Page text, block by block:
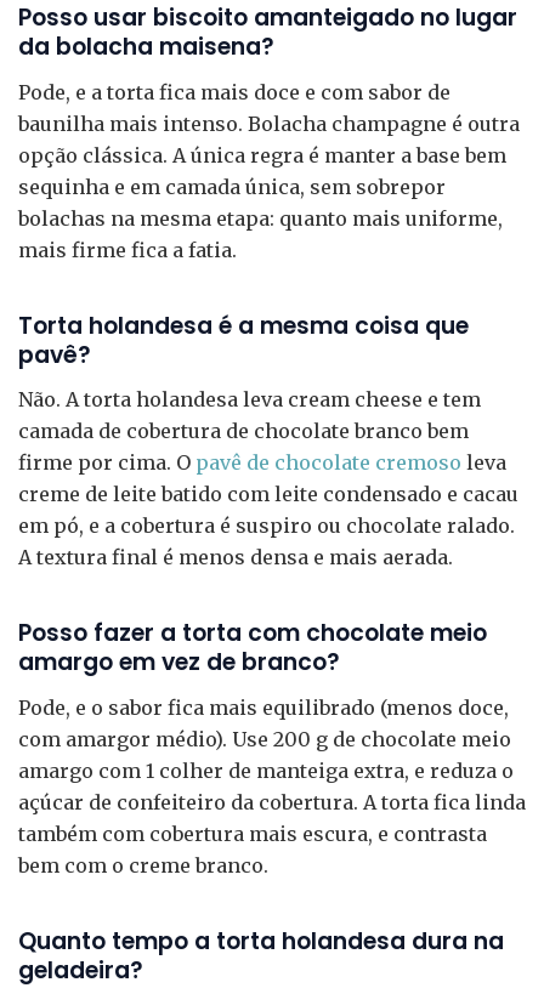
Posso usar biscoito amanteigado no lugar
da bolacha maisena?
Pode, e a torta fica mais doce e com sabor de
baunilha mais intenso. Bolacha champagne é outra
opção clássica. A única regra é manter a base bem
sequinha e em camada única, sem sobrepor
bolachas na mesma etapa: quanto mais uniforme,
mais firme fica a fatia.
Torta holandesa é a mesma coisa que
pavê?
Não. A torta holandesa leva cream cheese e tem
camada de cobertura de chocolate branco bem
firme por cima. O pavê de chocolate cremoso leva
creme de leite batido com leite condensado e cacau
em pó, e a cobertura é suspiro ou chocolate ralado.
A textura final é menos densa e mais aerada.
Posso fazer a torta com chocolate meio
amargo em vez de branco?
Pode, e o sabor fica mais equilibrado (menos doce,
com amargor médio). Use 200 g de chocolate meio
amargo com 1 colher de manteiga extra, e reduza o
açúcar de confeiteiro da cobertura. A torta fica linda
também com cobertura mais escura, e contrasta
bem com o creme branco.
Quanto tempo a torta holandesa dura na
geladeira?